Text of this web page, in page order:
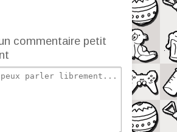
commentaire petit